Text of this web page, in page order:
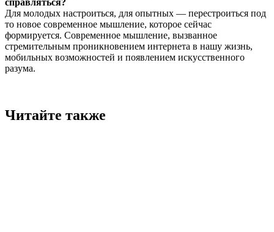
Для молодых настроиться, для опытных — перестроиться под
то новое современное мышление, которое сейчас
формируется. Современное мышление, вызванное
стремительным проникновением интернета в нашу жизнь,
мобильных возможностей и появлением искусственного
разума.
Читайте также